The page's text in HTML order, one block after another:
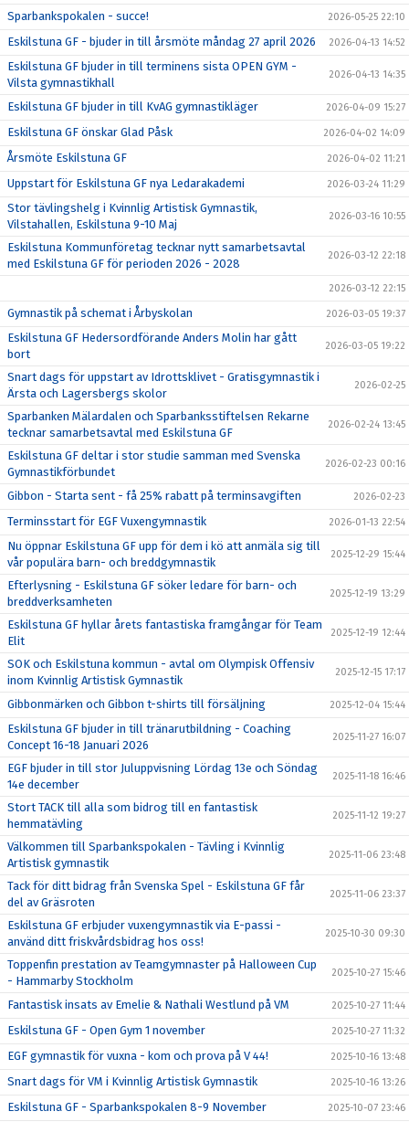
Sparbankspokalen - succe! 2026-05-25 22:10
Eskilstuna GF - bjuder in till årsmöte måndag 27 april 2026 2026-04-13 14:52
Eskilstuna GF bjuder in till terminens sista OPEN GYM -
Vilsta gymnastikhall
2026-04-13 14:35
Eskilstuna GF bjuder in till KvAG gymnastikläger 2026-04-09 15:27
Eskilstuna GF önskar Glad Påsk 2026-04-02 14:09
Årsmöte Eskilstuna GF 2026-04-02 11:21
Uppstart för Eskilstuna GF nya Ledarakademi 2026-03-24 11:29
Stor tävlingshelg i Kvinnlig Artistisk Gymnastik,
Vilstahallen, Eskilstuna 9-10 Maj
2026-03-16 10:55
Eskilstuna Kommunföretag tecknar nytt samarbetsavtal
med Eskilstuna GF för perioden 2026 - 2028
2026-03-12 22:18
2026-03-12 22:15
Gymnastik på schemat i Årbyskolan 2026-03-05 19:37
Eskilstuna GF Hedersordförande Anders Molin har gått
bort
2026-03-05 19:22
Snart dags för uppstart av Idrottsklivet - Gratisgymnastik i
Ärsta och Lagersbergs skolor
2026-02-25
Sparbanken Mälardalen och Sparbanksstiftelsen Rekarne
tecknar samarbetsavtal med Eskilstuna GF
2026-02-24 13:45
Eskilstuna GF deltar i stor studie samman med Svenska
Gymnastikförbundet
2026-02-23 00:16
Gibbon - Starta sent - få 25% rabatt på terminsavgiften 2026-02-23
Terminsstart för EGF Vuxengymnastik 2026-01-13 22:54
Nu öppnar Eskilstuna GF upp för dem i kö att anmäla sig till
vår populära barn- och breddgymnastik
2025-12-29 15:44
Efterlysning - Eskilstuna GF söker ledare för barn- och
breddverksamheten
2025-12-19 13:29
Eskilstuna GF hyllar årets fantastiska framgångar för Team
Elit
2025-12-19 12:44
SOK och Eskilstuna kommun - avtal om Olympisk Offensiv
inom Kvinnlig Artistisk Gymnastik
2025-12-15 17:17
Gibbonmärken och Gibbon t-shirts till försäljning 2025-12-04 15:44
Eskilstuna GF bjuder in till tränarutbildning - Coaching
Concept 16-18 Januari 2026
2025-11-27 16:07
EGF bjuder in till stor Juluppvisning Lördag 13e och Söndag
14e december
2025-11-18 16:46
Stort TACK till alla som bidrog till en fantastisk
hemmatävling
2025-11-12 19:27
Välkommen till Sparbankspokalen - Tävling i Kvinnlig
Artistisk gymnastik
2025-11-06 23:48
Tack för ditt bidrag från Svenska Spel - Eskilstuna GF får
del av Gräsroten
2025-11-06 23:37
Eskilstuna GF erbjuder vuxengymnastik via E-passi -
använd ditt friskvårdsbidrag hos oss!
2025-10-30 09:30
Toppenfin prestation av Teamgymnaster på Halloween Cup
- Hammarby Stockholm
2025-10-27 15:46
Fantastisk insats av Emelie & Nathali Westlund på VM 2025-10-27 11:44
Eskilstuna GF - Open Gym 1 november 2025-10-27 11:32
EGF gymnastik för vuxna - kom och prova på V 44! 2025-10-16 13:48
Snart dags för VM i Kvinnlig Artistisk Gymnastik 2025-10-16 13:26
Eskilstuna GF - Sparbankspokalen 8-9 November 2025-10-07 23:46